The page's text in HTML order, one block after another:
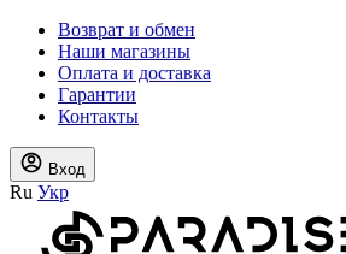
Возврат и обмен
Наши магазины
Оплата и доставка
Гарантии
Контакты
Вход
Ru Укр